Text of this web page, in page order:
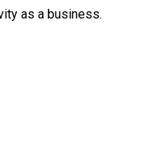
as a business.